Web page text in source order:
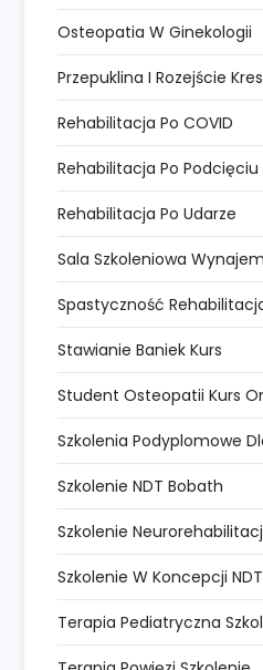
Osteopatia W Ginekologii
Przepuklina I Rozejście
Rehabilitacja Po COVID
Rehabilitacja Po Podcięciu
Rehabilitacja Po Udarze
Sala Szkoleniowa
Spastyczność
Stawianie Baniek Kurs
Student Osteopatii Kurs
Szkolenia Podyplomowe
Szkolenie NDT Bobath
Szkolenie
Szkolenie W Koncepcji
Terapia Pediatryczna